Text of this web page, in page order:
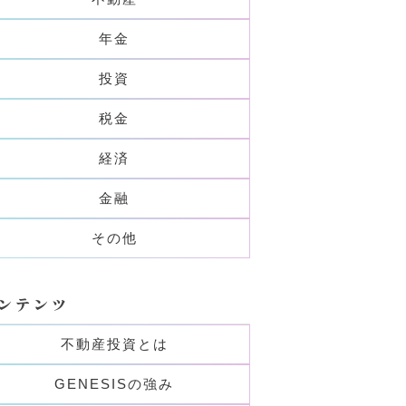
年金
投資
税金
経済
金融
その他
テンツ
不動産投資とは
GENESISの強み